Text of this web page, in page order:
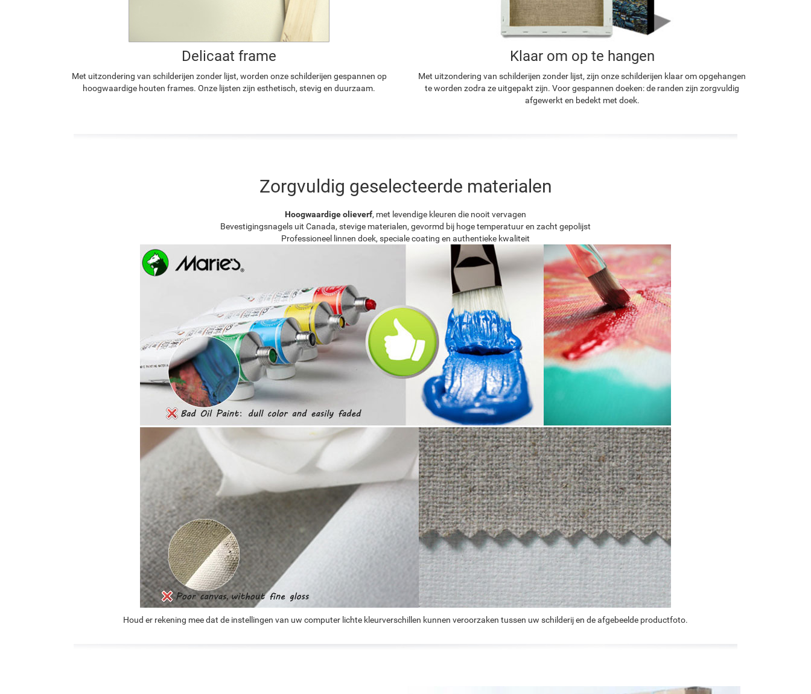
Delicaat frame
Met uitzondering van schilderijen zonder lijst, worden onze schilderijen gespannen op
hoogwaardige houten frames. Onze lijsten zijn esthetisch, stevig en duurzaam.
Klaar om op te hangen
Met uitzondering van schilderijen zonder lijst, zijn onze schilderijen klaar om opgehangen
te worden zodra ze uitgepakt zijn. Voor gespannen doeken: de randen zijn zorgvuldig
afgewerkt en bedekt met doek.
Zorgvuldig geselecteerde materialen
Hoogwaardige olieverf, met levendige kleuren die nooit vervagen
Bevestigingsnagels uit Canada, stevige materialen, gevormd bij hoge temperatuur en zacht gepolijst
Professioneel linnen doek, speciale coating en authentieke kwaliteit
Houd er rekening mee dat de instellingen van uw computer lichte kleurverschillen kunnen veroorzaken tussen uw schilderij en de afgebeelde productfoto.